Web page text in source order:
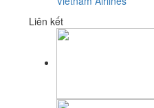
Liên kết